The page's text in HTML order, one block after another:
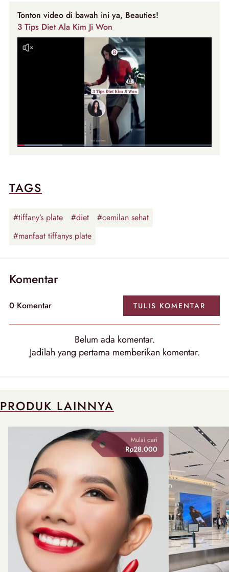
Tonton video di bawah ini ya, Beauties!
3 Tips Diet Ala Kim Ji Won
TAGS
#tiffany’s plate #diet
#cemilan sehat
#manfaat tiffanys plate
Komentar
0 Komentar TULIS KOMENTAR
Belum ada komentar.
Jadilah yang pertama memberikan komentar.
PRODUK LAINNYA
Mulai dari
Rp28.000